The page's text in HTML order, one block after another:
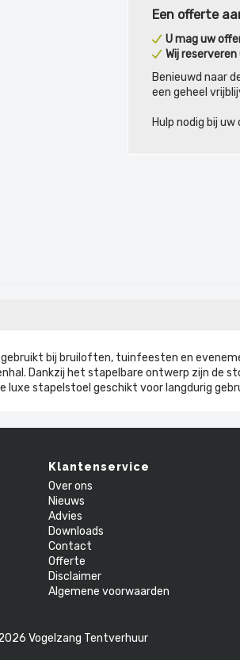
Een offerte
U mag uw
Wij
Benieuwd naar
een geheel
Hulp nodig bij
bij bruiloften, tuinfeesten en
Dankzij het stapelbare ontwerp zijn de
stapelstoel geschikt voor langdurig
Klantenservice
Over ons
Nieuws
Advies
Downloads
Contact
Offerte
Disclaimer
Algemene voorwaarden
Vogelzang Tentverhuur